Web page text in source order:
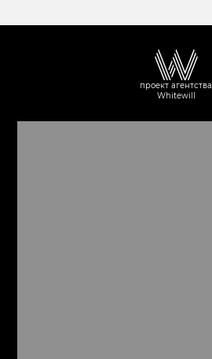
проект агентства
Whitewill